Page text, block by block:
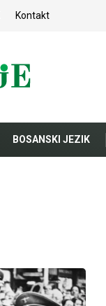
Kontakt
BOSANSKI JEZIK